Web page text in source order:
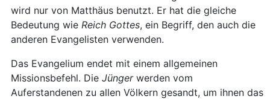
wird nur von Matthäus benutzt. Er hat die gleiche
Bedeutung wie Reich Gottes, ein Begriff, den auch die
anderen Evangelisten verwenden.
Das Evangelium endet mit einem allgemeinen
Missionsbefehl. Die Jüngerwerden vom
Auferstandenen zu allen Völkern gesandt, um ihnen das